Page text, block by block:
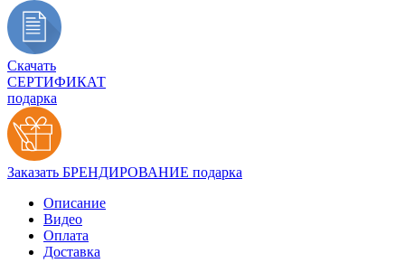
Скачать
СЕРТИФИКАТ
подарка
Заказать БРЕНДИРОВАНИЕ подарка
Описание
Видео
Оплата
Доставка